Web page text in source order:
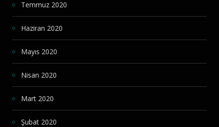
Temmuz 2020
Haziran 2020
Mayıs 2020
Nisan 2020
Mart 2020
Şubat 2020